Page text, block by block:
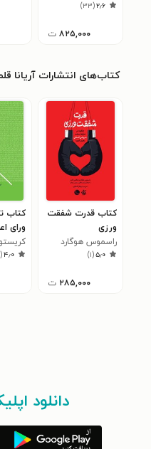
۲٫۶(۳۳)
۸۲۵,۰۰۰ ت
کتاب‌های انتشارات آریانا
کتاب قدرت شفقت
ورزی
راسموس هوگارد
۵٫۰(۱)
۲۸۵,۰۰۰ ت
کتاب
ورای
۴٫۰(
دانلود